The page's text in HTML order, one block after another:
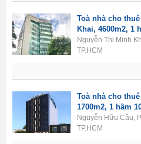
Toà nhà cho
Khai, 4600m2, 1
Nguyễn Thị Minh
TP.HCM
Toà nhà cho
1700m2, 1 hầm
Nguyễn Hữu Cầu,
TP.HCM